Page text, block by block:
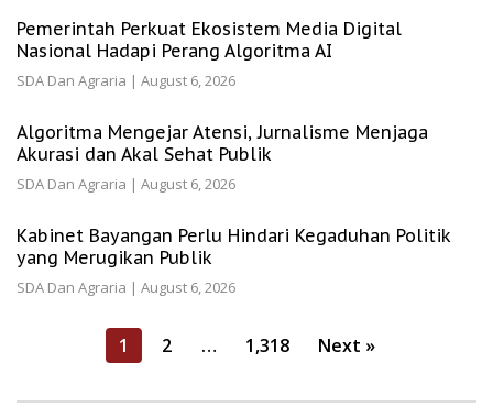
Pemerintah Perkuat Ekosistem Media Digital
Nasional Hadapi Perang Algoritma AI
SDA Dan Agraria | August 6, 2026
Algoritma Mengejar Atensi, Jurnalisme Menjaga
Akurasi dan Akal Sehat Publik
SDA Dan Agraria | August 6, 2026
Kabinet Bayangan Perlu Hindari Kegaduhan Politik
yang Merugikan Publik
SDA Dan Agraria | August 6, 2026
pagination
1 2 … 1,318 Next »